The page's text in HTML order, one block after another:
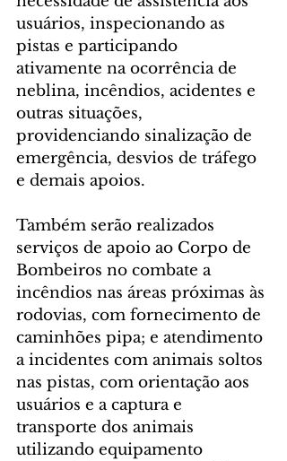
usuários, inspecionando as
pistas e participando
ativamente na ocorrência de
neblina, incêndios, acidentes e
outras situações,
providenciando sinalização de
emergência, desvios de tráfego
e demais apoios.
Também serão realizados
serviços de apoio ao Corpo de
Bombeiros no combate a
incêndios nas áreas próximas às
rodovias, com fornecimento de
caminhões pipa; e atendimento
a incidentes com animais soltos
nas pistas, com orientação aos
usuários e a captura e
transporte dos animais
utilizando equipamento